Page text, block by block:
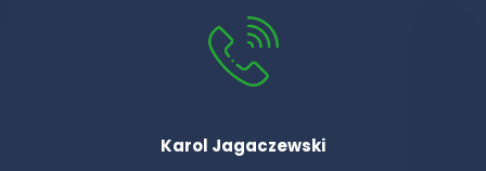
Karol Jagaczewski